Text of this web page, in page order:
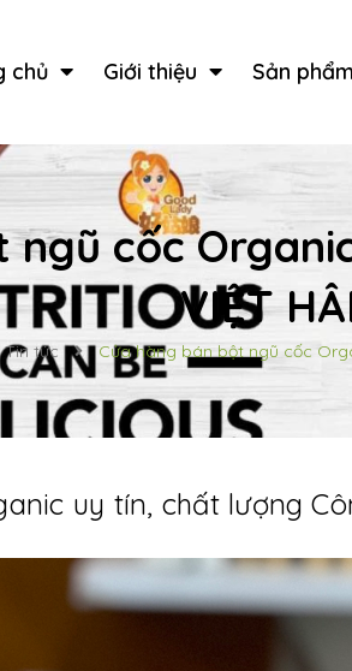
chủ Giới thiệu Sản phẩm
ngũ cốc
VIỆT
Tin tức Cửa hàng bán bột ngũ cốc
uy tín, chất lượng